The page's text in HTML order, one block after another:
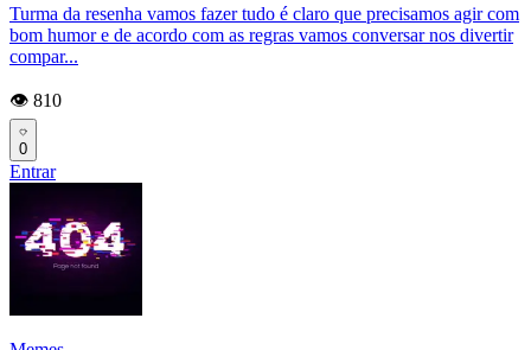
Turma da resenha vamos fazer tudo é claro que precisamos agir com
bom humor e de acordo com as regras vamos conversar nos divertir
compar...
👁️ 810
0
Entrar